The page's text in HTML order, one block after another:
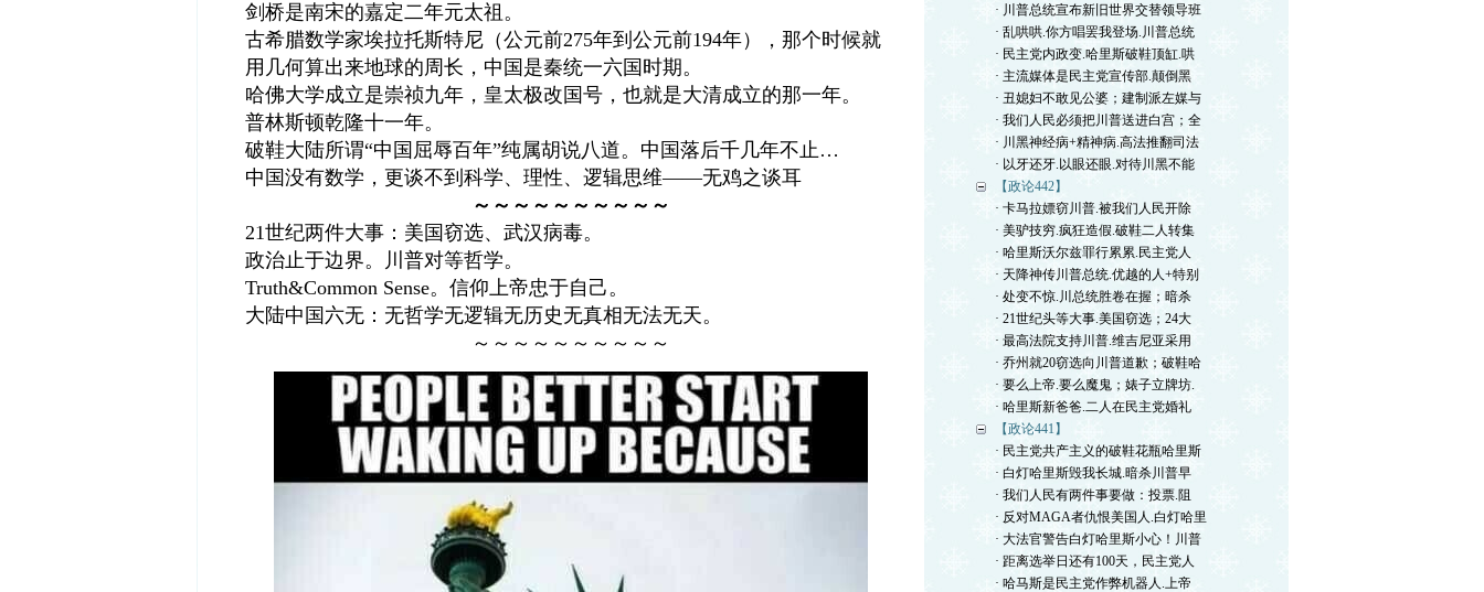
剑桥是南宋的嘉定二年元太祖。
古希腊数学家埃拉托斯特尼（公元前275年到公元前194年），那个时候就
用几何算出来地球的周长，中国是秦统一六国时期。
哈佛大学成立是崇祯九年，皇太极改国号，也就是大清成立的那一年。
普林斯顿乾隆十一年。
破鞋大陆所谓“中国屈辱百年”纯属胡说八道。中国落后千几年不止…
中国没有数学，更谈不到科学、理性、逻辑思维——无鸡之谈耳
～～～～～～～～～～
21世纪两件大事：美国窃选、武汉病毒。
政治止于边界。川普对等哲学。
Truth&Common Sense。信仰上帝忠于自己。
大陆中国六无：无哲学无逻辑无历史无真相无法无天。
～～～～～～～～～～
· 川普总统宣布新旧世界交替领导班
· 乱哄哄.你方唱罢我登场.川普总统
· 民主党内政变.哈里斯破鞋顶缸.哄
· 主流媒体是民主党宣传部.颠倒黑
· 丑媳妇不敢见公婆；建制派左媒与
· 我们人民必须把川普送进白宫；全
· 川黑神经病+精神病.高法推翻司法
· 以牙还牙.以眼还眼.对待川黑不能
【政论442】
· 卡马拉嫖窃川普.被我们人民开除
· 美驴技穷.疯狂造假.破鞋二人转集
· 哈里斯沃尔兹罪行累累.民主党人
· 天降神传川普总统.优越的人+特别
· 处变不惊.川总统胜卷在握；暗杀
· 21世纪头等大事.美国窃选；24大
· 最高法院支持川普.维吉尼亚采用
· 乔州就20窃选向川普道歉；破鞋哈
· 要么上帝.要么魔鬼；婊子立牌坊.
· 哈里斯新爸爸.二人在民主党婚礼
【政论441】
· 民主党共产主义的破鞋花瓶哈里斯
· 白灯哈里斯毁我长城.暗杀川普早
· 我们人民有两件事要做：投票.阻
· 反对MAGA者仇恨美国人.白灯哈里
· 大法官警告白灯哈里斯小心！川普
· 距离选举日还有100天，民主党人
· 哈马斯是民主党作弊机器人.上帝